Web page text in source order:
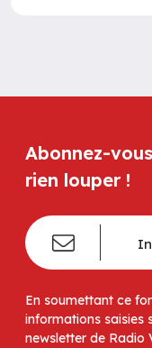
Abonnez-
rien louper !
En soumettant ce
informations saisies
newsletter de Radio